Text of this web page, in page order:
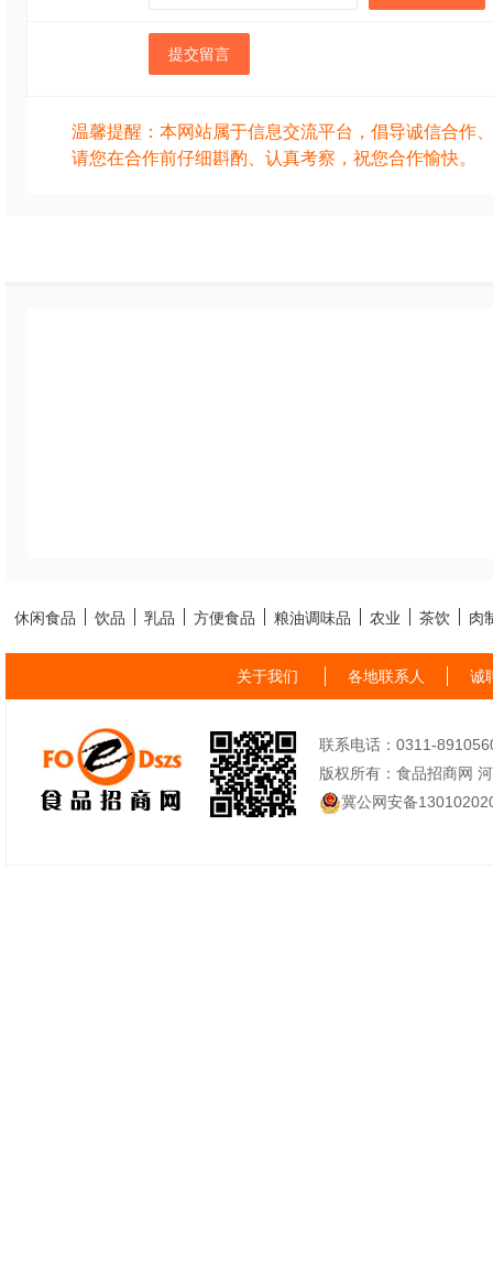
提交留言
温馨提醒：本网站属于信息交流平台，倡导诚信合作
请您在合作前仔细斟酌、认真考察，祝您合作愉快。
休闲食品 饮品 乳品 方便食品 粮油调味品 农业 茶饮 肉
关于我们 各地联系人 诚
联系电话：0311-
版权所有：食品招商网
冀公网安备